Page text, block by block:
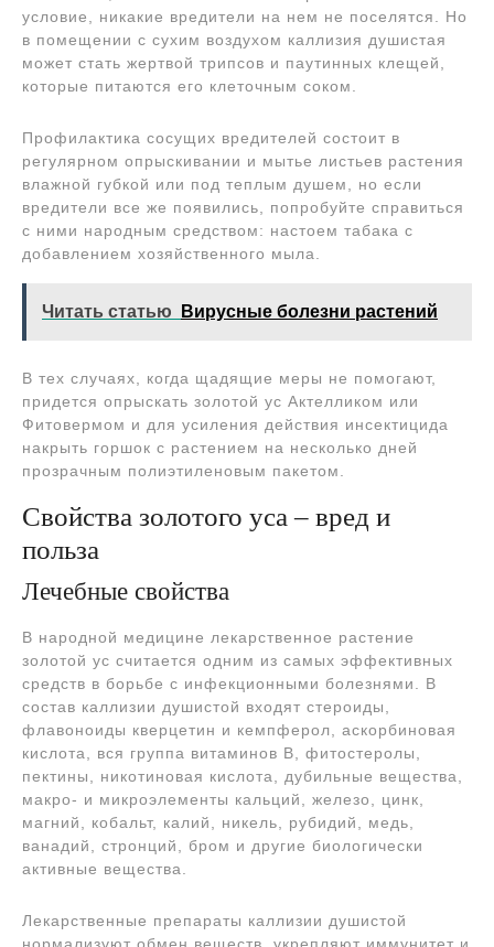
условие, никакие вредители на нем не поселятся. Но
в помещении с сухим воздухом каллизия душистая
может стать жертвой трипсов и паутинных клещей,
которые питаются его клеточным соком.
Профилактика сосущих вредителей состоит в
регулярном опрыскивании и мытье листьев растения
влажной губкой или под теплым душем, но если
вредители все же появились, попробуйте справиться
с ними народным средством: настоем табака с
добавлением хозяйственного мыла.
Читать статью Вирусные болезни растений
В тех случаях, когда щадящие меры не помогают,
придется опрыскать золотой ус Актелликом или
Фитовермом и для усиления действия инсектицида
накрыть горшок с растением на несколько дней
прозрачным полиэтиленовым пакетом.
Свойства золотого уса – вред и
польза
Лечебные свойства
В народной медицине лекарственное растение
золотой ус считается одним из самых эффективных
средств в борьбе с инфекционными болезнями. В
состав каллизии душистой входят стероиды,
флавоноиды кверцетин и кемпферол, аскорбиновая
кислота, вся группа витаминов B, фитостеролы,
пектины, никотиновая кислота, дубильные вещества,
макро- и микроэлементы кальций, железо, цинк,
магний, кобальт, калий, никель, рубидий, медь,
ванадий, стронций, бром и другие биологически
активные вещества.
Лекарственные препараты каллизии душистой